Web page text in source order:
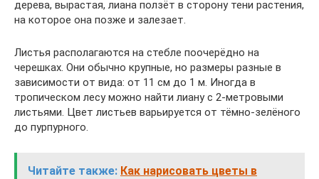
дерева, вырастая, лиана ползёт в сторону тени растения,
на которое она позже и залезает.
Листья располагаются на стебле поочерёдно на
черешках. Они обычно крупные, но размеры разные в
зависимости от вида: от 11 см до 1 м. Иногда в
тропическом лесу можно найти лиану с 2-метровыми
листьями. Цвет листьев варьируется от тёмно-зелёного
до пурпурного.
Читайте также: Как нарисовать цветы в